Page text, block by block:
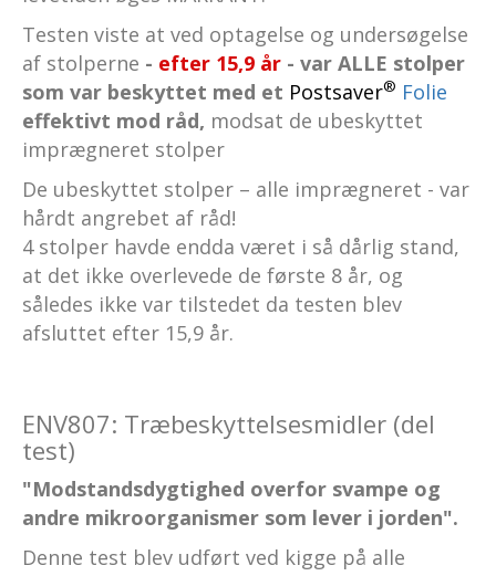
Testen viste at ved optagelse og undersøgelse
af stolperne - efter 15,9 år - var ALLE stolper
som var beskyttet med et Postsaver® Folie
effektivt mod råd, modsat de ubeskyttet
imprægneret stolper
De ubeskyttet stolper – alle imprægneret - var
hårdt angrebet af råd!
4 stolper havde endda været i så dårlig stand,
at det ikke overlevede de første 8 år, og
således ikke var tilstedet da testen blev
afsluttet efter 15,9 år.
ENV807: Træbeskyttelsesmidler (del
test)
"Modstandsdygtighed overfor svampe og
andre mikroorganismer som lever i jorden".
Denne test blev udført ved kigge på alle